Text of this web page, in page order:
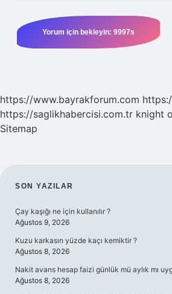
https://www.bayrakforum.com
https://saglikhabercisi.com.tr knight
Sitemap
SIDEBAR
SON YAZILAR
Çay kaşığı ne için kullanılır ?
Ağustos 9, 2026
Kuzu karkasın yüzde kaçı kemiktir ?
Ağustos 8, 2026
Nakit avans hesap faizi günlük mü aylık mı
Ağustos 8, 2026